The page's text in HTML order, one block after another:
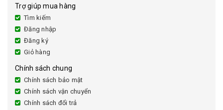
Trợ giúp mua hàng
Tìm kiếm
Đăng nhập
Đăng ký
Giỏ hàng
Chính sách chung
Chính sách bảo mật
Chính sách vận chuyển
Chính sách đổi trả